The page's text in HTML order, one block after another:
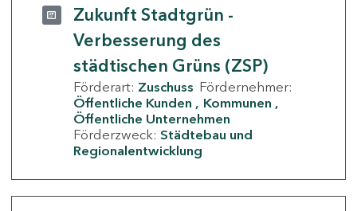
Zukunft Stadtgrün -
Verbesserung des
städtischen Grüns (ZSP)
Förderart: Zuschuss Fördernehmer:
Öffentliche Kunden
Kommunen
Öffentliche Unternehmen
Förderzweck: Städtebau und
Regionalentwicklung